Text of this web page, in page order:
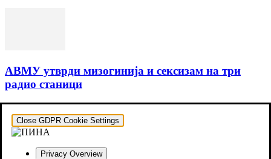
АВМУ утврди мизогинија и сексизам на три
радио станици
Close GDPR Cookie Settings
Privacy Overview